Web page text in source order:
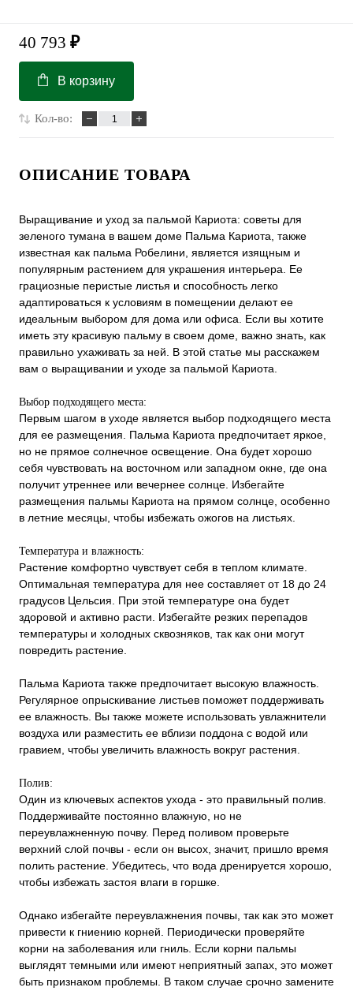
40 793 ₽
В корзину
Кол-во:
ОПИСАНИЕ ТОВАРА
Выращивание и уход за пальмой Кариота: советы для
зеленого тумана в вашем доме Пальма Кариота, также
известная как пальма Робелини, является изящным и
популярным растением для украшения интерьера. Ее
грациозные перистые листья и способность легко
адаптироваться к условиям в помещении делают ее
идеальным выбором для дома или офиса. Если вы хотите
иметь эту красивую пальму в своем доме, важно знать, как
правильно ухаживать за ней. В этой статье мы расскажем
вам о выращивании и уходе за пальмой Кариота.
Выбор подходящего места:
Первым шагом в уходе является выбор подходящего места
для ее размещения. Пальма Кариота предпочитает яркое,
но не прямое солнечное освещение. Она будет хорошо
себя чувствовать на восточном или западном окне, где она
получит утреннее или вечернее солнце. Избегайте
размещения пальмы Кариота на прямом солнце, особенно
в летние месяцы, чтобы избежать ожогов на листьях.
Температура и влажность:
Растение комфортно чувствует себя в теплом климате.
Оптимальная температура для нее составляет от 18 до 24
градусов Цельсия. При этой температуре она будет
здоровой и активно расти. Избегайте резких перепадов
температуры и холодных сквозняков, так как они могут
повредить растение.
Пальма Кариота также предпочитает высокую влажность.
Регулярное опрыскивание листьев поможет поддерживать
ее влажность. Вы также можете использовать увлажнители
воздуха или разместить ее вблизи поддона с водой или
гравием, чтобы увеличить влажность вокруг растения.
Полив:
Один из ключевых аспектов ухода - это правильный полив.
Поддерживайте постоянно влажную, но не
переувлажненную почву. Перед поливом проверьте
верхний слой почвы - если он высох, значит, пришло время
полить растение. Убедитесь, что вода дренируется хорошо,
чтобы избежать застоя влаги в горшке.
Однако избегайте переувлажнения почвы, так как это может
привести к гниению корней. Периодически проверяйте
корни на заболевания или гниль. Если корни пальмы
выглядят темными или имеют неприятный запах, это может
быть признаком проблемы. В таком случае срочно замените